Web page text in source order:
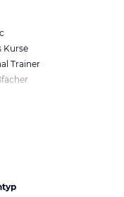
Kurse
Trainer